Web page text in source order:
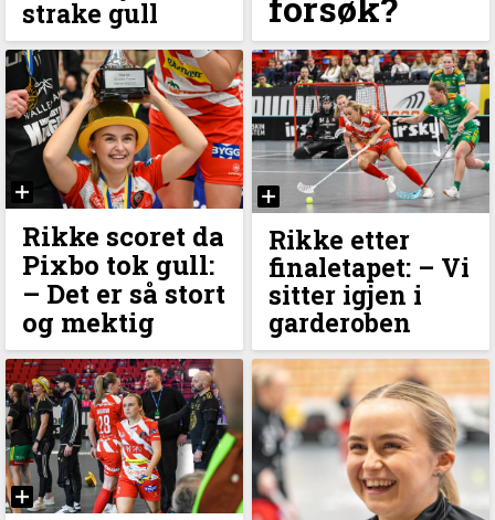
strake gull
Rikke scoret da
Pixbo tok gull:
–⁠ Det er så stort
og mektig
Rikke etter
finaletapet: –⁠ Vi
sitter igjen i
garderoben